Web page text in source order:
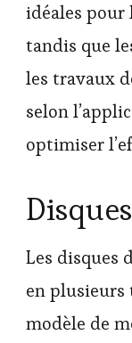
idéales pour
tandis que
les travaux
selon
optimiser
Les disques
en plusieurs
modèle de